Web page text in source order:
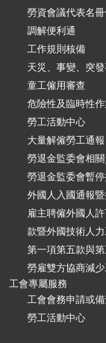
勞資會議代表名
調解便利通
工作規則核備
天災、事變、突
童工僱用審查
危險性及臨時性
勞工活動中心
大量解僱勞工通報
勞退金監委會相
勞退金監委會暫
外國人入國通報
雇主聘僱外國人
款暨外國技術人
第一項第五款與
勞雇雙方協商減
工會專屬服務
工會會務申請或
勞工活動中心